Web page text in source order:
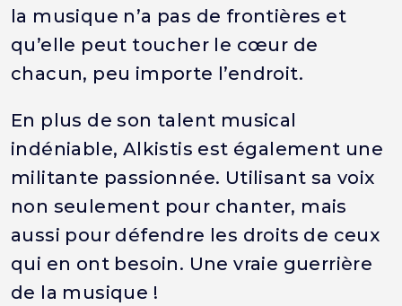
la musique n’a pas de frontières et
qu’elle peut toucher le cœur de
chacun, peu importe l’endroit.
En plus de son talent musical
indéniable, Alkistis est également une
militante passionnée. Utilisant sa voix
non seulement pour chanter, mais
aussi pour défendre les droits de ceux
qui en ont besoin. Une vraie guerrière
de la musique !